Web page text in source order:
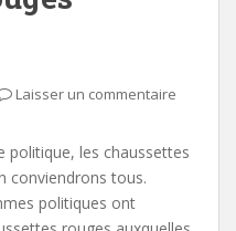
Laisser un commentaire
politique, les chaussettes
conviendrons tous.
politiques ont